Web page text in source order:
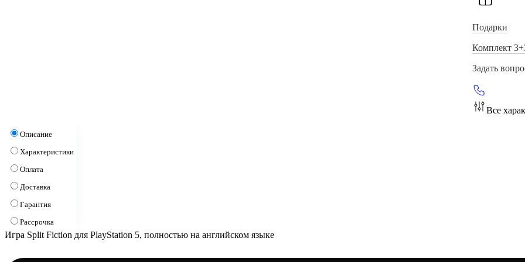
Подарки
Комплект
Задать
Все
Описание
Характеристики
Оплата
Доставка
Гарантия
Рассрочка
Игра Split Fiction для PlayStation 5, полностью на английском языке